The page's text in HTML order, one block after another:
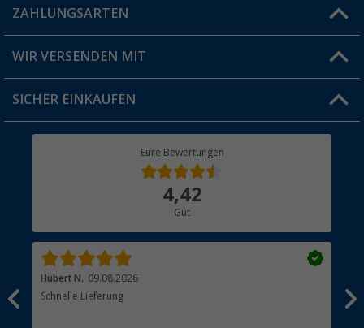
Blog
Jobs & Karriere
FAQ & Kontakt
Versandinformationen
Rücksendung
ZAHLUNGSARTEN
WIR VERSENDEN MIT
SICHER EINKAUFEN
Eure Bewertungen
4,42
Gut
Hubert N. 09.08.2026
Schnelle Lieferung